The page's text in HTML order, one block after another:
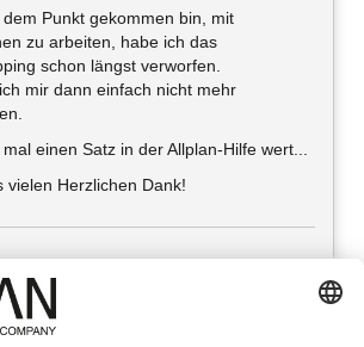
dem Punkt gekommen bin, mit
zu arbeiten, habe ich das
schon längst verworfen.
mir dann einfach nicht mehr
einen Satz in der Allplan-Hilfe wert...
vielen Herzlichen Dank!